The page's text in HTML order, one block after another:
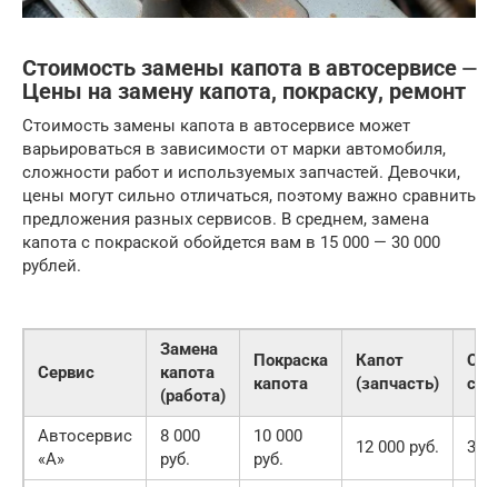
Стоимость замены капота в автосервисе ⏤
Цены на замену капота, покраску, ремонт
Стоимость замены капота в автосервисе может
варьироваться в зависимости от марки автомобиля,
сложности работ и используемых запчастей. Девочки,
цены могут сильно отличаться, поэтому важно сравнить
предложения разных сервисов. В среднем, замена
капота с покраской обойдется вам в 15 000 — 30 000
рублей.
Сервис
Замена
капота
(работа)
Покраска
капота
Капот
(запчасть)
Автосервис
«А»
8 000
руб.
10 000
руб.
12 000 руб. 30